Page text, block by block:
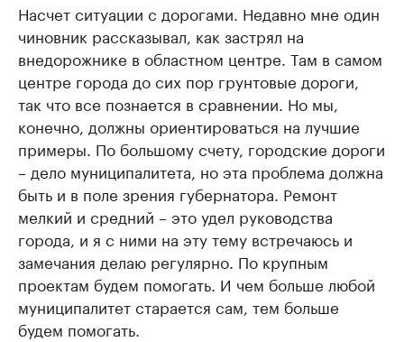
Насчет ситуации с дорогами. Недавно мне один
чиновник рассказывал, как застрял на
внедорожнике в областном центре. Там в самом
центре города до сих пор грунтовые дороги,
так что все познается в сравнении. Но мы,
конечно, должны ориентироваться на лучшие
примеры. По большому счету, городские дороги
– дело муниципалитета, но эта проблема должна
быть и в поле зрения губернатора. Ремонт
мелкий и средний – это удел руководства
города, и я с ними на эту тему встречаюсь и
замечания делаю регулярно. По крупным
проектам будем помогать. И чем больше любой
муниципалитет старается сам, тем больше
будем помогать.